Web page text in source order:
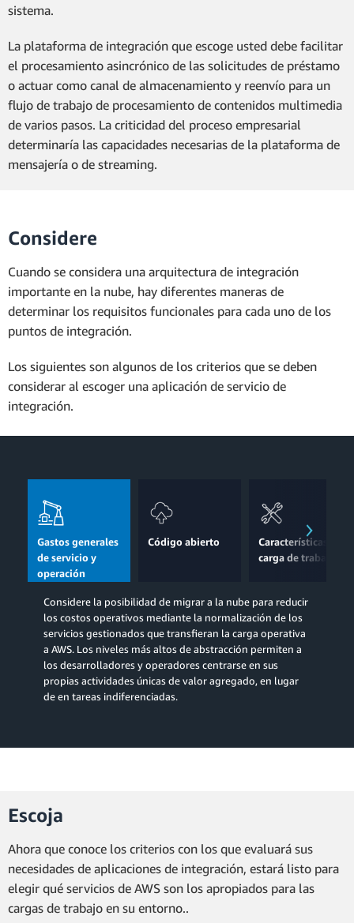
sistema.
La plataforma de integración que escoge usted debe facilitar
el procesamiento asincrónico de las solicitudes de préstamo
o actuar como canal de almacenamiento y reenvío para un
flujo de trabajo de procesamiento de contenidos multimedia
de varios pasos. La criticidad del proceso empresarial
determinaría las capacidades necesarias de la plataforma de
mensajería o de streaming.
Considere
Cuando se considera una arquitectura de integración
importante en la nube, hay diferentes maneras de
determinar los requisitos funcionales para cada uno de los
puntos de integración.
Los siguientes son algunos de los criterios que se deben
considerar al escoger una aplicación de servicio de
integración.
Gastos generales
de servicio y
operación
Código abierto
Características de
carga de trabajo
Considere la posibilidad de migrar a la nube para reducir
los costos operativos mediante la normalización de los
servicios gestionados que transfieran la carga operativa
a AWS. Los niveles más altos de abstracción permiten a
los desarrolladores y operadores centrarse en sus
propias actividades únicas de valor agregado, en lugar
de en tareas indiferenciadas.
Escoja
Ahora que conoce los criterios con los que evaluará sus
necesidades de aplicaciones de integración, estará listo para
elegir qué servicios de AWS son los apropiados para las
cargas de trabajo en su entorno..